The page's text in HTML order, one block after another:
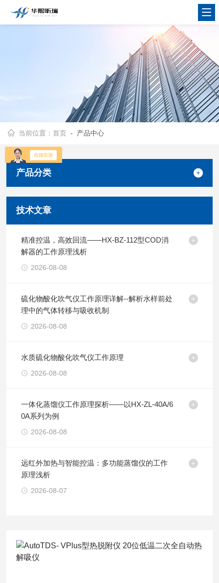
当前位置：首页 - 产品中心
产品分类
技术文章
精准控温，高效回流——HX-BZ-112型COD消
解器的工作原理浅析
2026-08-08
硫化物酸化吹气仪工作原理详解--解析水样前处
理中的气体转移与吸收机制
2026-08-08
水质硫化物酸化吹气仪工作原理
2026-08-08
一体化蒸馏仪工作原理探析——以HX-ZL-40A/6
0A系列为例
2026-08-08
远红外加热与智能控温：多功能蒸馏仪的工作
原理浅析
2026-08-07